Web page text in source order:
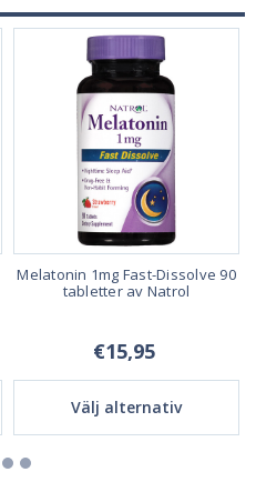
Melatonin 1mg Fast-Dissolve 90
tabletter av Natrol
€15,95
Välj alternativ